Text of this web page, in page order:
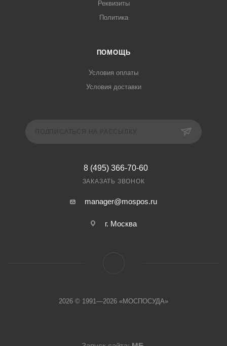
Реквизиты
Политика
ПОМОЩЬ
Условия оплаты
Условия доставки
8 (495) 366-70-60
ЗАКАЗАТЬ ЗВОНОК
manager@mospos.ru
г. Москва
2026 © 1991—2026 «МОСПОСУДА»